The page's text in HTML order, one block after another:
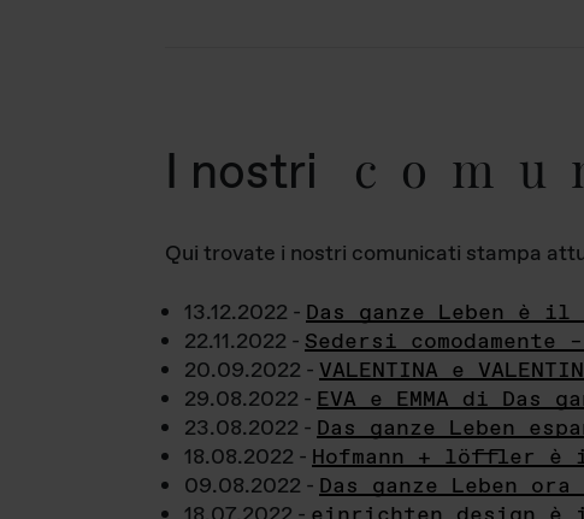
I nostri
Qui trovate i nostri comunicati stampa
13.12.2022 - Das ganze Leben è
22.11.2022 - Sedersi comodamente –
20.09.2022 - VALENTINA e
29.08.2022 - EVA e EMMA di
23.08.2022 - Das ganze Leben
18.08.2022 - Hofmann + löffler è
09.08.2022 - Das ganze Leben